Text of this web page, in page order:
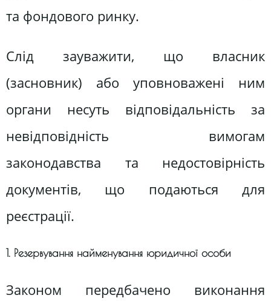
та фондового ринку.
Слід зауважити, що власник
(засновник) або уповноважені ним
органи несуть відповідальність за
невідповідність вимогам
законодавства та недостовірність
документів, що подаються для
реєстрації.
1. Резервування найменування юридичної особи
Законом передбачено виконання